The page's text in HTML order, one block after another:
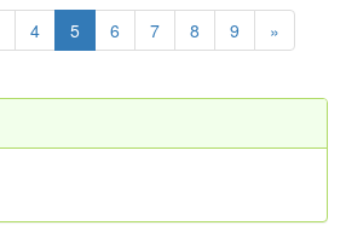
4 5 6 7 8 9 »